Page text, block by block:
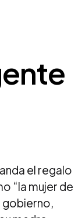
el regalo
“la mujer de
gobierno,